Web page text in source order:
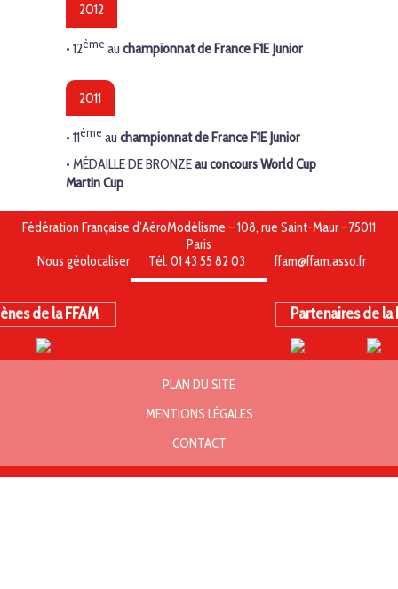
2012
• 12ème au championnat de France F1E Junior
2011
• 11ème au championnat de France F1E Junior
• MÉDAILLE DE BRONZEauconcours World Cup
Martin Cup
Fédération Française d’AéroModélisme – 108, rue Saint-Maur - 75011
Paris
Nous géolocaliser
Tél. 01 43 55 82 03 ffam@ffam.asso.fr
de la FFAM Partenaires de la
PLAN DU SITE
MENTIONS LÉGALES
CONTACT